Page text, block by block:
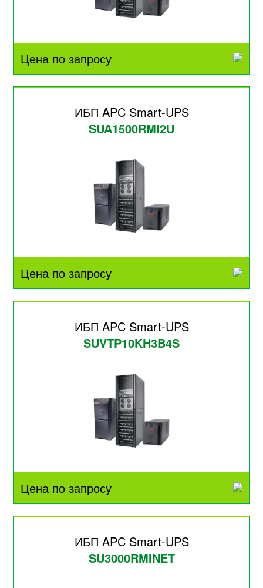
Цена по запросу
ИБП APC Smart-UPS
SUA1500RMI2U
Цена по запросу
ИБП APC Smart-UPS
SUVTP10KH3B4S
Цена по запросу
ИБП APC Smart-UPS
SU3000RMINET